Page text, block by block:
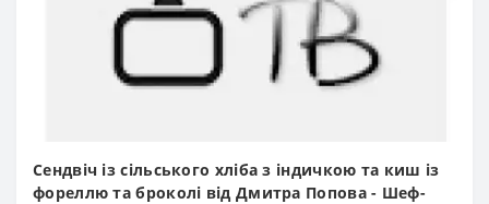
Сендвіч із сільського хліба з індичкою та киш із
фореллю та броколі від Дмитра Попова - Шеф-